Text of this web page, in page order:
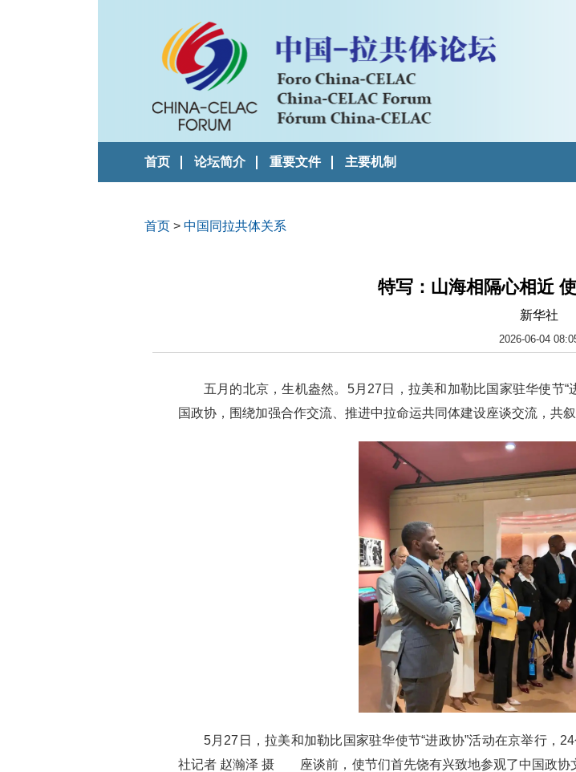
首页 论坛简介 重要文件 主要机制
首页 > 中国同拉共体关系
特写：山海相隔心相近
新华社
2026-06-04
五月的北京，生机盎然。5月27日，拉美和加勒比国家驻华使节
国政协，围绕加强合作交流、推进中拉命运共同体建设座谈交流，共叙
5月27日，拉美和加勒比国家驻华使节“进政协”活动在京举行，
社记者 赵瀚泽 摄 座谈前，使节们首先饶有兴致地参观了中国政协